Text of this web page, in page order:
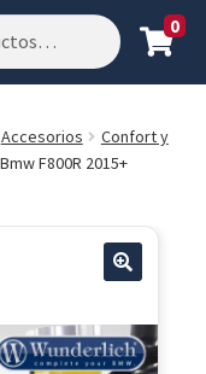
0
Accesorios
Confort y
F800R 2015+